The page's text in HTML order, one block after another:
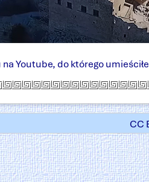
Youtube, do którego
CC